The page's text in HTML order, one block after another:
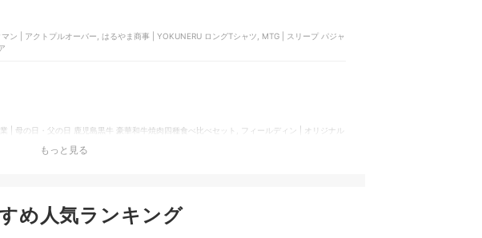
ン | アクトプルオーバー, はるやま商事 | YOKUNERU ロングTシャツ, MTG | スリープ パジャ
| 母の日・父の日 鹿児島黒牛 豪華和牛焼肉四種食べ比べセット, フィールディン | オリジナル
もっと見る
め人気ランキング